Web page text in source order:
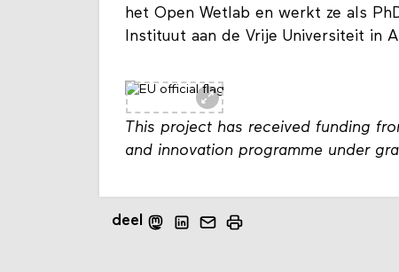
het Open Wetlab en werkt ze als
Instituut aan de Vrije Universiteit in
This project has received funding
and innovation programme under
deel